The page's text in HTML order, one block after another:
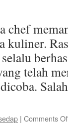
chef
telah
| Comments